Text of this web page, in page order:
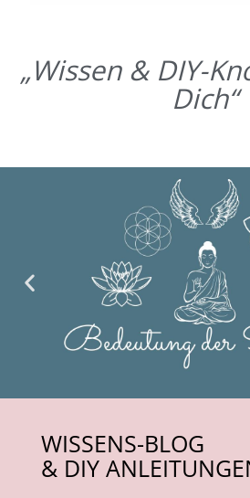
„Wissen & DIY-
Dich“
WISSENS-BLOG
& DIY